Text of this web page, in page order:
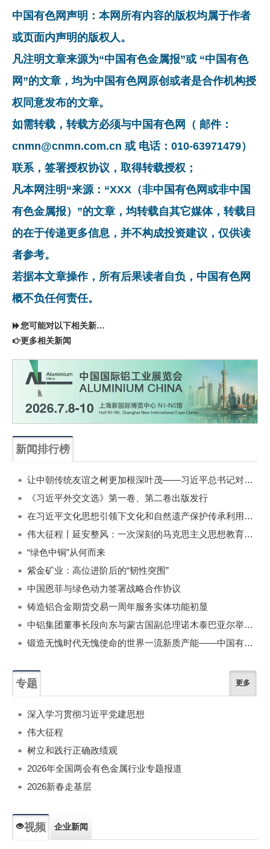
中国有色网声明：本网所有内容的版权均属于作者
或页面内声明的版权人。
凡注明文章来源为“中国有色金属报”或 “中国有色
网”的文章，均为中国有色网原创或者是合作机构授
权同意发布的文章。
如需转载，转载方必须与中国有色网（ 邮件：
cnmn@cnmn.com.cn 或 电话：010-63971479）
联系，签署授权协议，取得转载授权；
凡本网注明“来源：“XXX（非中国有色网或非中国
有色金属报）”的文章，均转载自其它媒体，转载目
的在于传递更多信息，并不构成投资建议，仅供读
者参考。
若据本文章操作，所有后果读者自负，中国有色网
概不负任何责任。
您可能对以下相关新闻同样感兴趣
更多相关新闻
新闻排行榜
让中朝传统友谊之树更加根深叶茂——习近平总书记对朝鲜进行国事访问纪实
《习近平外交文选》第一卷、第二卷出版发行
在习近平文化思想引领下文化和自然遗产保护传承利用工作开创新局面
伟大征程丨延安整风：一次深刻的马克思主义思想教育运动
“绿色中铜”从何而来
紫金矿业：高位进阶后的“韧性突围”
中国恩菲与绿色动力签署战略合作协议
铸造铝合金期货交易一周年服务实体功能初显
中铝集团董事长段向东与蒙古国副总理诺木泰巴亚尔举行会谈
锻造无愧时代无愧使命的世界一流新质产能——中国有色金属工业的战略应对与破局之道（二）
专题 更多
深入学习贯彻习近平党建思想
伟大征程
树立和践行正确政绩观
2026年全国两会有色金属行业专题报道
2026新春走基层
视频 企业新闻